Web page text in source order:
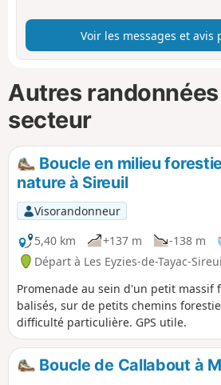
Voir les messages et avis
Autres
secteur
Boucle en milieu
nature à Sireuil
Visorandonneur
5,40 km
+137 m -138 m
Départ à Les Eyzies-de-Tayac-
Promenade au sein d'un petit massif
balisés, sur de petits chemins
difficulté particulière. GPS utile.
Boucle de Callabout à